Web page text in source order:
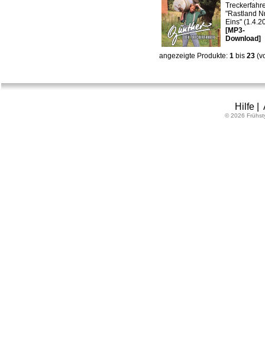
"Rastland
Eins"
[MP3-
Download]
angezeigte Produkte: 1 bis 23
Hilfe|
© 2026